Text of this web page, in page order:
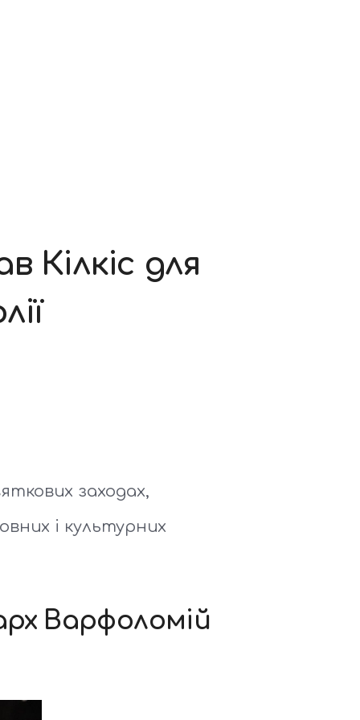
Кілкіс для
заходах,
і культурних
Варфоломій